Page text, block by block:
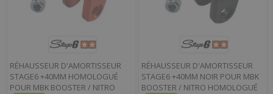
RÉHAUSSEUR D'AMORTISSEUR
STAGE6 +40MM HOMOLOGUÉ
POUR MBK BOOSTER / NITRO
RÉHAUSSEUR D'AMORTISSEUR
STAGE6 +40MM NOIR POUR MBK
BOOSTER / NITRO HOMOLOGUÉ